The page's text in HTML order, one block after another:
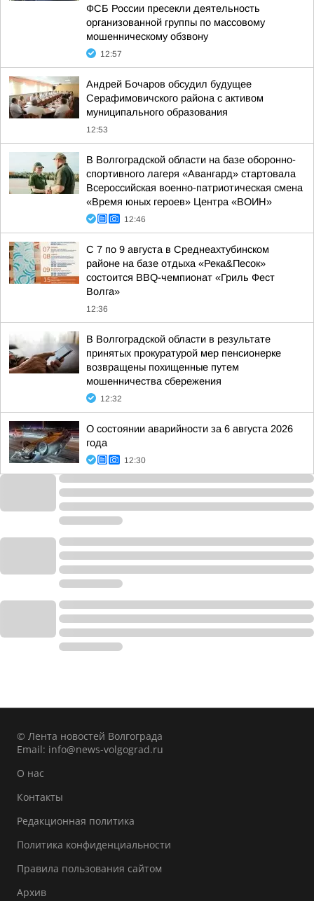
ФСБ России пресекли деятельность
организованной группы по массовому
мошенническому обзвону
12:57
Андрей Бочаров обсудил будущее
Серафимовичского района с активом
муниципального образования
12:53
В Волгоградской области на базе оборонно-
спортивного лагеря «Авангард» стартовала
Всероссийская военно-патриотическая смена
«Время юных героев» Центра «ВОИН»
12:46
С 7 по 9 августа в Среднеахтубинском
районе на базе отдыха «Река&Песок»
состоится BBQ-чемпионат «Гриль Фест
Волга»
12:36
В Волгоградской области в результате
принятых прокуратурой мер пенсионерке
возвращены похищенные путем
мошенничества сбережения
12:32
О состоянии аварийности за 6 августа 2026
года
12:30
© Лента новостей Волгограда
Email: info@news-volgograd.ru
О нас
Контакты
Редакционная политика
Политика конфиденциальности
Правила пользования сайтом
Архив